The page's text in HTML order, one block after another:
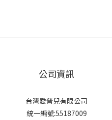
公司資訊
台灣愛普兒有限公司
統一編號:55187009